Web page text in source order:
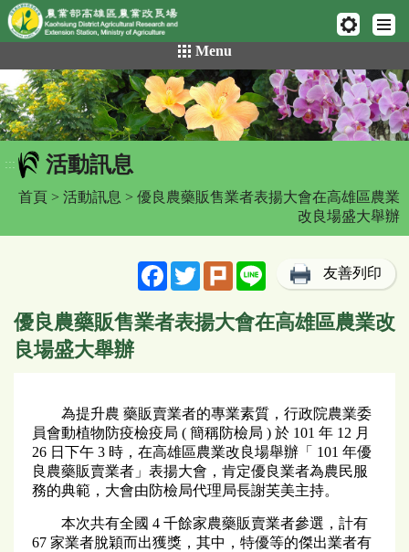
網頁置頂
到
主
要
內
容
區
Menu
::: 活動訊息
首頁 > 活動訊息 > 優良農藥販售業者表揚大會在高雄區農業
改良場盛大舉辦
FacebookTwitterPlurk Line 友善列印
優良農藥販售業者表揚大會在高雄區農業改
良場盛大舉辦
為提升農 藥販賣業者的專業素質，行政院農業委
員會動植物防疫檢疫局 ( 簡稱防檢局 ) 於 101 年 12 月
26 日下午 3 時，在高雄區農業改良場舉辦「 101 年優
良農藥販賣業者」表揚大會，肯定優良業者為農民服
務的典範，大會由防檢局代理局長謝芙美主持。
本次共有全國 4 千餘家農藥販賣業者參選，計有
67 家業者脫穎而出獲獎，其中，特優等的傑出業者有